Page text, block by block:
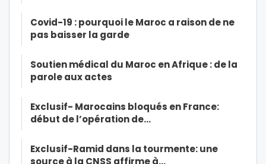
Covid-19 : pourquoi le Maroc a raison de ne
pas baisser la garde
Soutien médical du Maroc en Afrique : de la
parole aux actes
Exclusif- Marocains bloqués en France:
début de l’opération de…
Exclusif-Ramid dans la tourmente: une
source à la CNSS affirme à…